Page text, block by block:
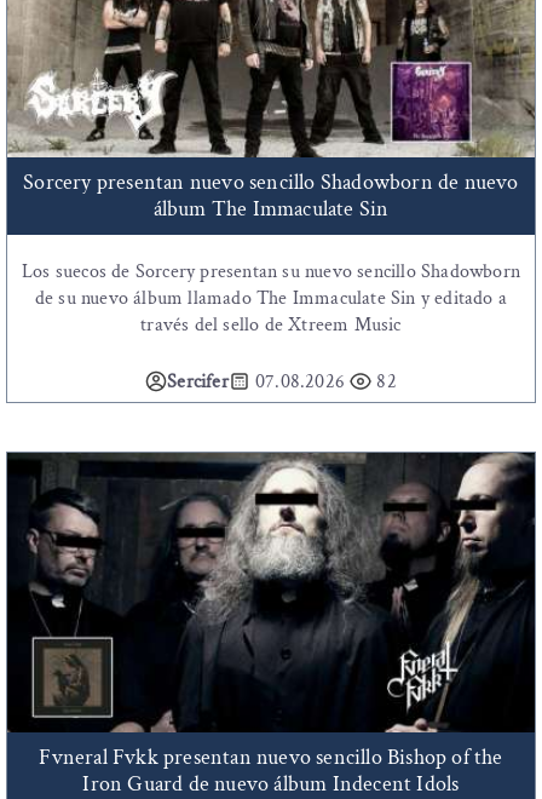
Sorcery presentan nuevo sencillo Shadowborn de nuevo
álbum The Immaculate Sin
Los suecos de Sorcery presentan su nuevo sencillo Shadowborn
de su nuevo álbum llamado The Immaculate Sin y editado a
través del sello de Xtreem Music
Sercifer 07.08.2026 82
Fvneral Fvkk presentan nuevo sencillo Bishop of the
Iron Guard de nuevo álbum Indecent Idols